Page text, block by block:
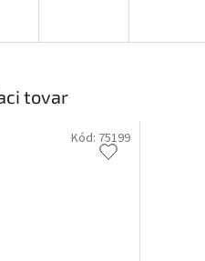
tovar
Kód: 75199